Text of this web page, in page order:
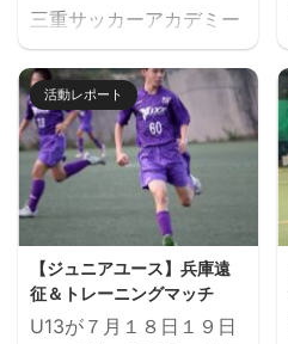
三重サッカーアカデミー
ジュニアユース（中学生
のチーム）の２０２７年
度の新入団選手対象の体
験練習会を開催します。
ご興味のある方はぜひご
参加ください。体験練習
会を通して進路の選択肢
の一つとしてご検討いた
だければと思います。体
験会のお申込みはページ
下にある申込フォームか
活動レポート
【ジュニアユース】兵庫遠
征＆トレーニングマッチ
U13が７月１８日１９日